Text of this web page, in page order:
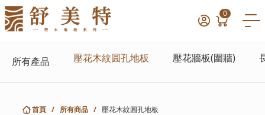
0
所有產品 壓花木紋圓孔地板 壓花牆板(圍牆)
首頁 / 所有商品 / 壓花木紋圓孔地板